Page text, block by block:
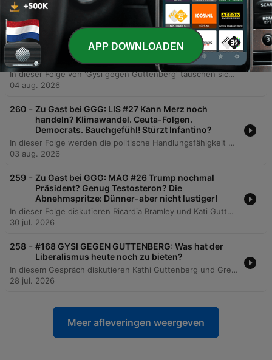
In dieser Folge von 'Make America Good Again' diskutieren Ricardia Bramley und Katja Guttenberg aktuelle US-Schlagzeilen, darunter die Nominierung von Todd Blanche zum Justizminister sowie die politische Radikalisierung innerhalb der US-Demokraten durch Gruppen wie die DSA. Zudem werden kuriose 'Only in America'-Geschichten über eine Boa Constrictor im Unterricht und einen Waschbären in Seattle präsentiert. Darüber hinaus thematisieren die Podcaster die Repräsentation von Minderheiten und Ästhetik im Film, wobei sie den Bechdel-Test kritisch hinterfragen. Abschließend wird die mediale Strategie von Donald Trump bezüglich 'Truth Social' sowie die zunehmende Kommerzialisierung politischer Ereignisse besprochen.
261 - #169 GYSI GEGEN GUTTENBERG: Sommer statt
Politik. Zwischen Rückzug, Reisen und
Erinnerungen
In dieser Folge von 'Gysi gegen Guttenberg' tauschen sich die Moderatoren auf eine sehr persönliche Weise über den Sommer aus. Sie beantworten Fragen der Zuhörer zu Themen wie sommerlichen Bildern, Reiseerlebnissen in Grönland oder den USA sowie persönlichen Erinnerungen an Gerüche und Musik. Anschließend folgt eine Blitzrunde über sommerliche Vorlieben, von Getränken und Landschaften bis hin zu Lieblingsessen und Gerüchen. Die Episode endet mit einem Ausblick auf kommende Live-Termine im Herbst und Winter sowie Informationen zu Kontaktmöglichkeiten für die Hörer.
04 aug. 2026
260 - Zu Gast bei GGG: LIS #27 Kann Merz noch
handeln? Klimawandel. Ceuta-Folgen.
Democrats. Bauchgefühl! Stürzt Infantino?
In dieser Folge werden die politische Handlungsfähigkeit von Friedrich Merz nach Regierungsveränderungen sowie die zunehmende Gefährdung Europas durch den Klimawandel und die Notwendigkeit internationaler Koalitionen thematisiert. Zudem wird die aktuelle Lage in den USA analysiert, von der Migrationskrise an Ceuta bis hin zu potenziellen Präsidentschaftskandidaten für 2028. Darüber hinaus beleuchtet der Podcast die Senatsanhörung von Dr. Anthony Fauci und die Spannung zwischen Datenfixierung und Intuition. Abschließend werden die Machtkämpfe innerhalb der FIFA unter Gianni Infantino sowie ein Nachruf auf den italienischen Fußballer Franco Baresi behandelt.
03 aug. 2026
259 - Zu Gast bei GGG: MAG #26 Trump nochmal
Präsident? Genug Testosteron? Die
Abnehmspritze: Dünner-aber nicht lustiger!
In dieser Folge diskutieren Ricardia Bramley und Kati Guttenberg über den Trend des 'Looksmaxing' und die zunehmende körperliche Selbstoptimierung. Sie beleuchten dabei die kulturellen Unterschiede zwischen der US-amerikanischen Eigenverantwortung und dem europäischen Solidarsystem sowie Phänomene wie Biohacking, extreme chirurgische Eingriffe und den Markt für Nahrungsergänzungsmittel. Zudem thematisieren sie politische Ereignisse wie das White House Correspondents' Dinner, die Debatte um Testosteron-Shots im US-Militär und kuriose 'Only in America'-Momente. Die Episode schließt mit Medienempfehlungen zur biologischen Verjüngung und einer Verabschiedung in die Sommerpause.
30 jul. 2026
258 - #168 GYSI GEGEN GUTTENBERG: Was hat der
Liberalismus heute noch zu bieten?
In diesem Gespräch diskutieren Kathi Guttenberg und Gregor Gysi über die verschiedenen Flügel des Liberalismus in Deutschland, die aktuelle Lage der FDP sowie die Notwendigkeit, die soziale Marktwirtschaft und die politische Mitte zu schützen. Dabei thematisieren sie insbesondere die Steuergerechtigkeit zwischen Top-Verdienern und dem Mittelstand. Die Diskussion erweitert sich auf gesellschaftliche Spannungsfelder wie die Reform der Schenkungssteuer, die Bedeutung von Toleranz im politischen Diskurs sowie die Rolle des Bundesverfassungsgerichts. Abschließend werden Themen wie die Einführung eines sozialen Pflichtjahres anstelle der Wehrpflicht sowie zukünftige Podcast-Projekte und Live-Termine besprochen.
28 jul. 2026
Meer afleveringen weergeven
APP DOWNLOADEN